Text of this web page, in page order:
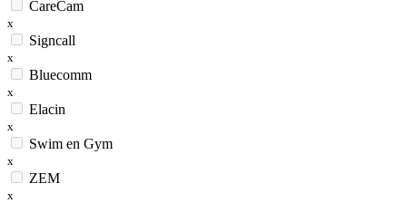
CareCam
x
Signcall
x
Bluecomm
x
Elacin
x
Swim en Gym
x
ZEM
x